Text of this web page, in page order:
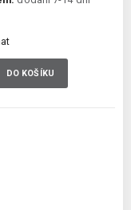
DO KOŠÍKU